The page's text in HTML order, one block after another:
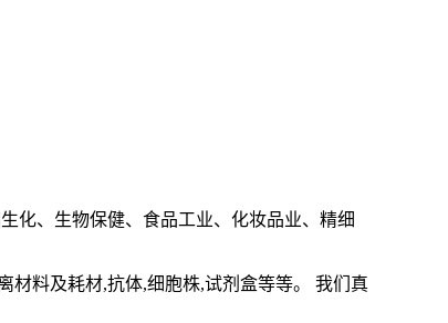
化、生物保健、食品工业、化妆品业、精细
材料及耗材,抗体,细胞株,试剂盒等等。 我们真